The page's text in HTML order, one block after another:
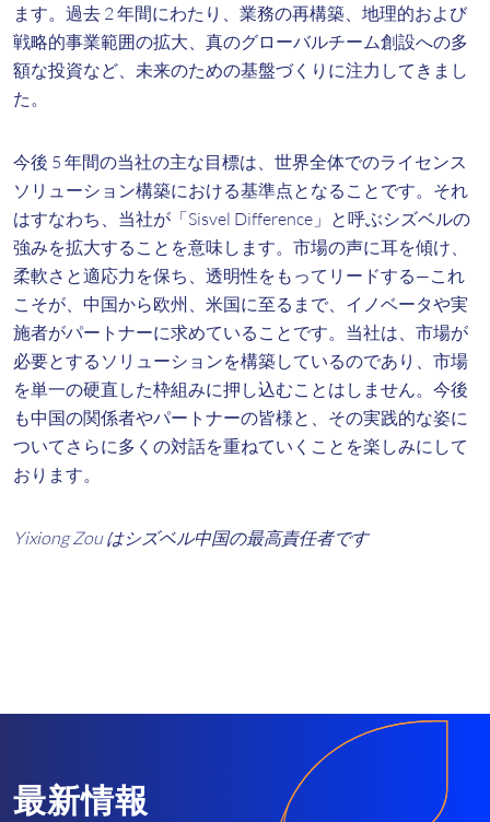
ます。過去 2 年間にわたり、業務の再構築、地理的および
戦略的事業範囲の拡大、真のグローバルチーム創設への多
額な投資など、未来のための基盤づくりに注力してきまし
た。
今後 5 年間の当社の主な目標は、世界全体でのライセンス
ソリューション構築における基準点となることです。それ
はすなわち、当社が「Sisvel Difference」と呼ぶシズベルの
強みを拡大することを意味します。市場の声に耳を傾け、
柔軟さと適応力を保ち、透明性をもってリードする—これ
こそが、中国から欧州、米国に至るまで、イノベータや実
施者がパートナーに求めていることです。当社は、市場が
必要とするソリューションを構築しているのであり、市場
を単一の硬直した枠組みに押し込むことはしません。今後
も中国の関係者やパートナーの皆様と、その実践的な姿に
ついてさらに多くの対話を重ねていくことを楽しみにして
おります。
Yixiong Zou はシズベル中国の最高責任者です
最新情報